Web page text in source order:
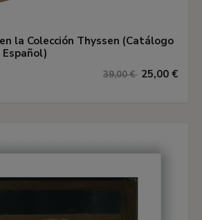
la Colección Thyssen (Catálogo
39,00 € 25,00 €